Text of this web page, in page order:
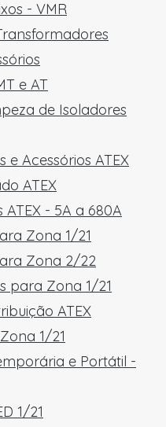
- VMR
e AT
de Isoladores
e Acessórios ATEX
ATEX
ATEX - 5A a 680A
Zona 1/21
Zona 2/22
para Zona 1/21
ATEX
1/21
e Portátil -
1/21